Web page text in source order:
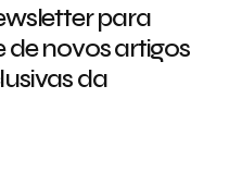
para
novos artigos
da